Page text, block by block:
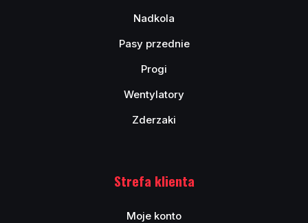
Nadkola
Pasy przednie
Progi
Wentylatory
Zderzaki
Strefa klienta
Moje konto